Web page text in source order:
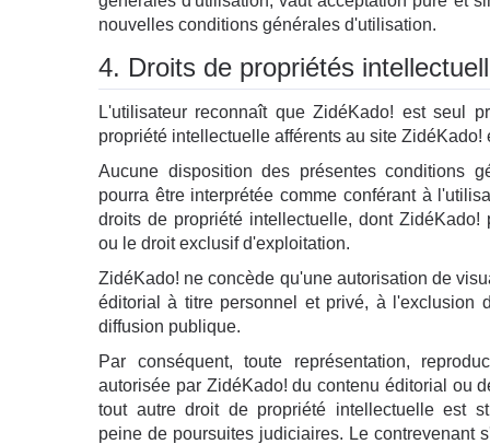
nouvelles conditions générales d'utilisation.
4. Droits de propriétés
L'utilisateur reconnaît que ZidéKado! est seul
propriété intellectuelle afférents au site ZidéKado!
Aucune disposition des présentes conditions
pourra être interprétée comme conférant à
droits de propriété intellectuelle, dont ZidéKado!
ou le droit exclusif d'exploitation.
ZidéKado! ne concède qu'une autorisation de
éditorial à titre personnel et privé, à l'exclusion
diffusion publique.
Par conséquent, toute représentation,
autorisée par ZidéKado! du contenu éditorial ou
tout autre droit de propriété intellectuelle est
peine de poursuites judiciaires. Le contrevenant